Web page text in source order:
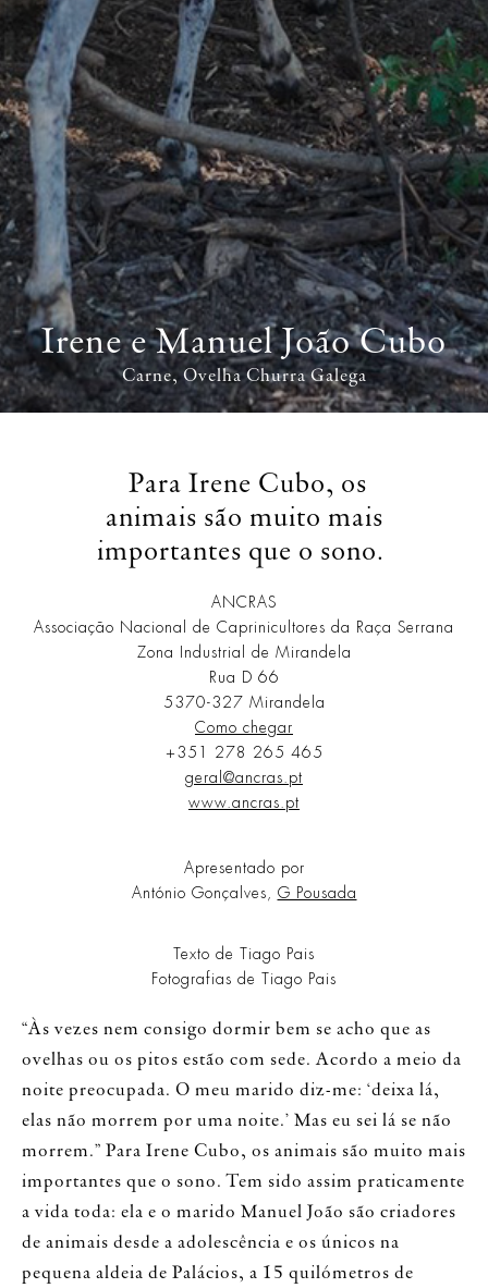
Irene e Manuel João Cubo
Carne Ovelha Churra Galega
Para Irene Cubo, os
animais são muito mais
importantes que o sono.
ANCRAS
Associação Nacional de Caprinicultores da Raça Serrana
Zona Industrial de Mirandela
Rua D 66
5370-327 Mirandela
Como chegar
+351 278 265 465
geral@ancras.pt
www.ancras.pt
Apresentado por
António Gonçalves, G Pousada
Texto de Tiago Pais
Fotografias de Tiago Pais
“Às vezes nem consigo dormir bem se acho que as
ovelhas ou os pitos estão com sede. Acordo a meio da
noite preocupada. O meu marido diz-me: ‘deixa lá,
elas não morrem por uma noite.’ Mas eu sei lá se não
morrem.” Para Irene Cubo, os animais são muito mais
importantes que o sono. Tem sido assim praticamente
a vida toda: ela e o marido Manuel João são criadores
de animais desde a adolescência e os únicos na
pequena aldeia de Palácios, a 15 quilómetros de